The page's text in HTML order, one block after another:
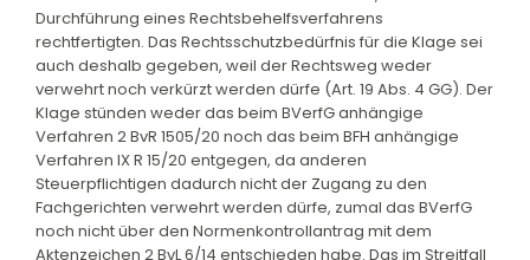
Durchführung eines Rechtsbehelfsverfahrens
rechtfertigten. Das Rechtsschutzbedürfnis für die Klage sei
auch deshalb gegeben, weil der Rechtsweg weder
verwehrt noch verkürzt werden dürfe (Art. 19 Abs. 4 GG). Der
Klage stünden weder das beim BVerfG anhängige
Verfahren 2 BvR 1505/20 noch das beim BFH anhängige
Verfahren IX R 15/20 entgegen, da anderen
Steuerpflichtigen dadurch nicht der Zugang zu den
Fachgerichten verwehrt werden dürfe, zumal das BVerfG
noch nicht über den Normenkontrollantrag mit dem
Aktenzeichen 2 BvL 6/14 entschieden habe. Das im Streitfall